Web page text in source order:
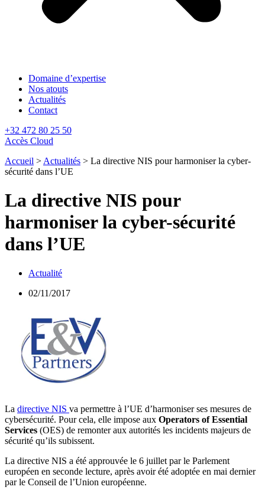
Domaine d’expertise
Nos atouts
Actualités
Contact
+32 472 80 25 50
Accès Cloud
Accueil > Actualités > La directive NIS pour harmoniser la cyber-
sécurité dans l’UE
La directive NIS pour
harmoniser la cyber-sécurité
dans l’UE
Actualité
02/11/2017
La directive NIS va permettre à l’UE d’harmoniser ses mesures de
cybersécurité. Pour cela, elle impose aux Operators of Essential
Services (OES) de remonter aux autorités les incidents majeurs de
sécurité qu’ils subissent.
La directive NIS a été approuvée le 6 juillet par le Parlement
européen en seconde lecture, après avoir été adoptée en mai dernier
par le Conseil de l’Union européenne.